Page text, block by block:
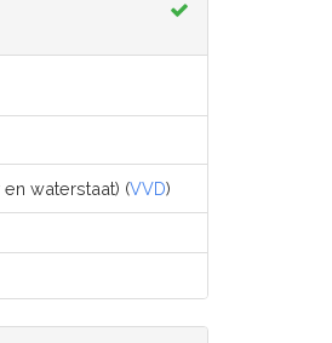
waterstaat) (VVD)